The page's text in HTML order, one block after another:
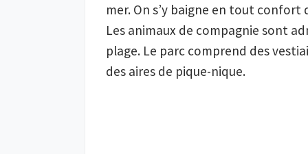
mer. On s’y baigne en tout confort
Les animaux de compagnie sont
plage. Le parc comprend des